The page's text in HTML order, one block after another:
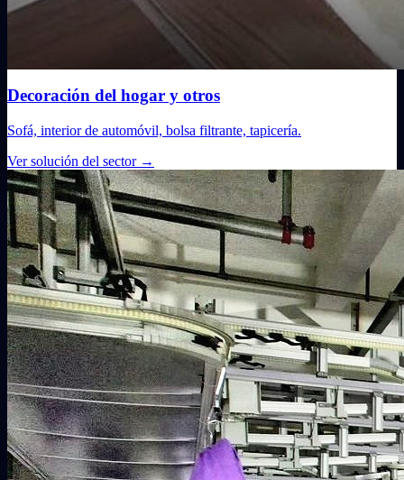
Decoración del hogar y otros
Sofá, interior de automóvil, bolsa filtrante, tapicería.
Ver solución del sector →